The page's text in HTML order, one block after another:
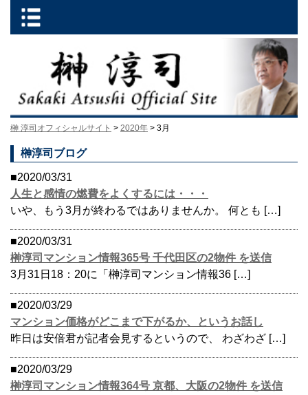
榊 淳司オフィシャルサイト > 2020年 > 3月
榊淳司ブログ
■2020/03/31
人生と感情の燃費をよくするには・・・
いや、もう3月が終わるではありませんか。 何とも […]
■2020/03/31
榊淳司マンション情報365号 千代田区の2物件 を送信
3月31日18：20に「榊淳司マンション情報36 […]
■2020/03/29
マンション価格がどこまで下がるか、というお話し
昨日は安倍君が記者会見するというので、 わざわざ […]
■2020/03/29
榊淳司マンション情報364号 京都、大阪の2物件 を送信